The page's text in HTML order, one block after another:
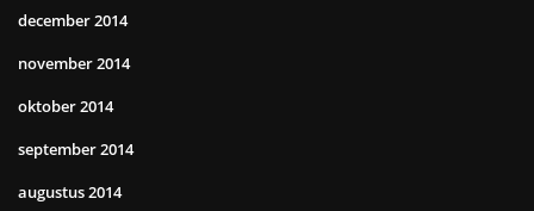
december 2014
november 2014
oktober 2014
september 2014
augustus 2014